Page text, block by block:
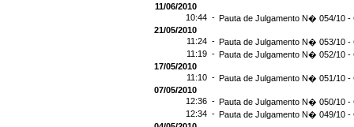
11/06/2010
10:44 - Pauta de Julgamento N� 054/10 -
21/05/2010
11:24 - Pauta de Julgamento N� 053/10 -
11:19 - Pauta de Julgamento N� 052/10 -
17/05/2010
11:10 - Pauta de Julgamento N� 051/10 -
07/05/2010
12:36 - Pauta de Julgamento N� 050/10 -
12:34 - Pauta de Julgamento N� 049/10 -